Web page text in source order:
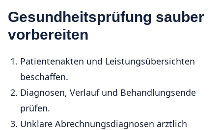
Gesundheitsprüfung sauber
vorbereiten
Patientenakten und Leistungsübersichten
beschaffen.
Diagnosen, Verlauf und Behandlungsende
prüfen.
Unklare Abrechnungsdiagnosen ärztlich